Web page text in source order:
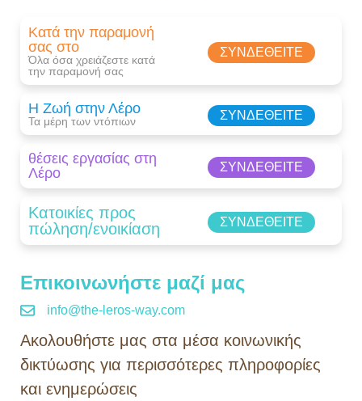
Επικοινωνήστε μαζί μας
info@the-leros-way.com
Aκολουθήστε μας στα μέσα κοινωνικής
δικτύωσης για περισσότερες πληροφορίες
και ενημερώσεις
Κατά την παραμονή
σας στο
Όλα όσα χρειάζεστε κατά
την παραμονή σας​
ΣΥΝΔΕΘΕΊΤΕ
Η Ζωή στην Λέρο
Τα μέρη των ντόπιων ΣΥΝΔΕΘΕΊΤΕ
θέσεις εργασίας στη
Λέρο
ΣΥΝΔΕΘΕΊΤΕ
Κατοικίες προς
πώληση/ενοικίαση
ΣΥΝΔΕΘΕΊΤΕ